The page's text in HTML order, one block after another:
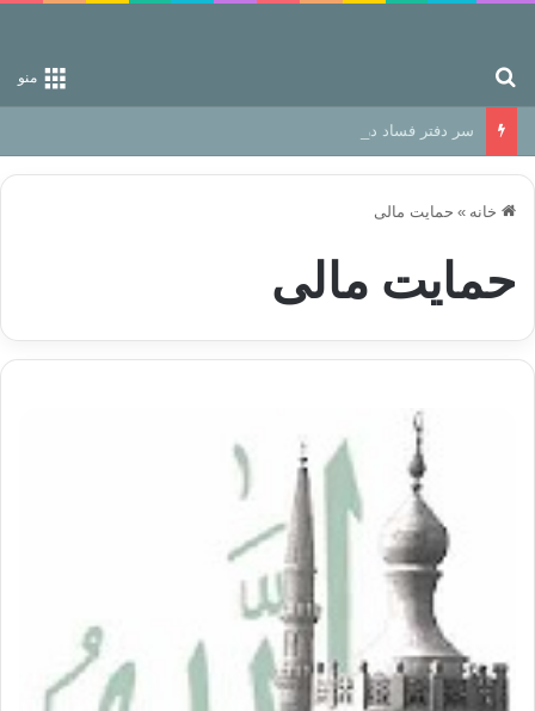
منو
سر دفتر فساد در زمین‌، دوری وکناره‌گیری از راه خداست‌!
خانه » حمایت مالی
حمایت مالی